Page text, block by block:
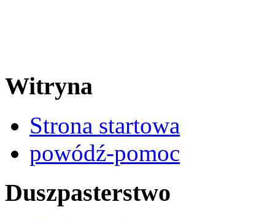
Witryna
Strona startowa
powódź-pomoc
Duszpasterstwo